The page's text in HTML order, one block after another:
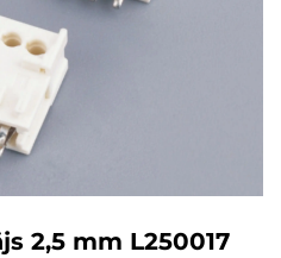
2,5 mm L250017